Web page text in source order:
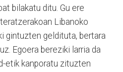
bilakatu ditu. Gu ere
Libanoko
gintuzten geldituta, bertara
Egoera bereziki larria da
etik kanporatu zituzten